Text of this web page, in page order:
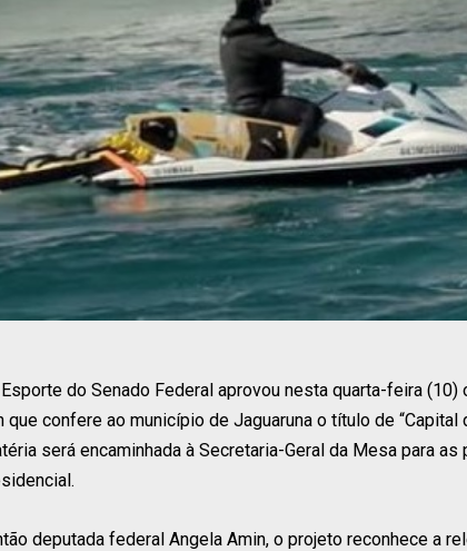
do Senado Federal aprovou nesta quarta-feira
que confere ao município de Jaguaruna o título de “Capital
será encaminhada à Secretaria-Geral da Mesa para
deputada federal Angela Amin, o projeto reconhece a